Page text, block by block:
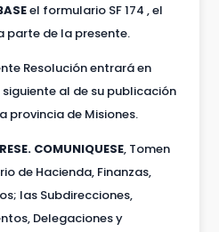
el formulario SF 174 , el
parte de la presente.
Resolución entrará en
al de su publicación
provincia de Misiones.
. COMUNIQUESE, Tomen
de Hacienda, Finanzas,
las Subdirecciones,
Delegaciones y